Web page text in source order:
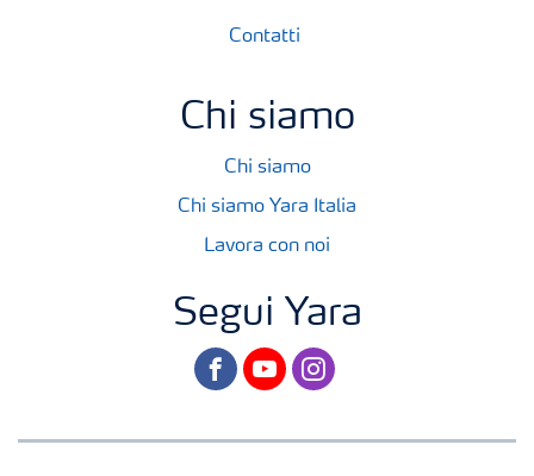
Contatti
Chi siamo
Chi siamo
Chi siamo Yara Italia
Lavora con noi
Segui Yara
facebookyoutubeinstagram